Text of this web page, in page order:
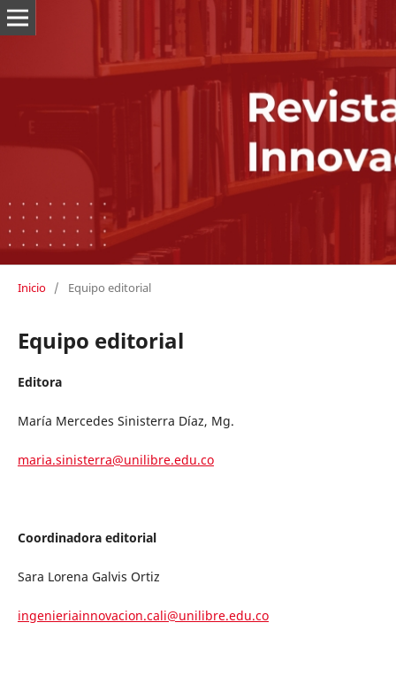
Inicio / Equipo editorial
Equipo editorial
Editora
María Mercedes Sinisterra Díaz, Mg.
maria.sinisterra@unilibre.edu.co
Coordinadora editorial
Sara Lorena Galvis Ortiz
ingenieriainnovacion.cali@unilibre.edu.co